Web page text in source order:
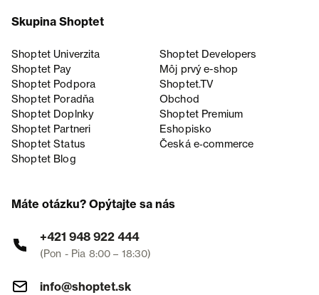
Skupina Shoptet
Shoptet Univerzita
Shoptet Developers
Shoptet Pay
Môj prvý e-shop
Shoptet Podpora
Shoptet.TV
Shoptet Poradňa
Obchod
Shoptet Doplnky
Shoptet Premium
Shoptet Partneri
Eshopisko
Shoptet Status
Česká e‑commerce
Shoptet Blog
Máte otázku? Opýtajte sa nás
+421 948 922 444
(Pon - Pia 8:00 – 18:30)
info@shoptet.sk